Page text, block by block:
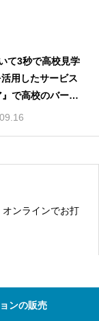
て3秒で高校見学
用したサービス
』で高校のバーチ
体感！
ンラインでお打
ンの販売